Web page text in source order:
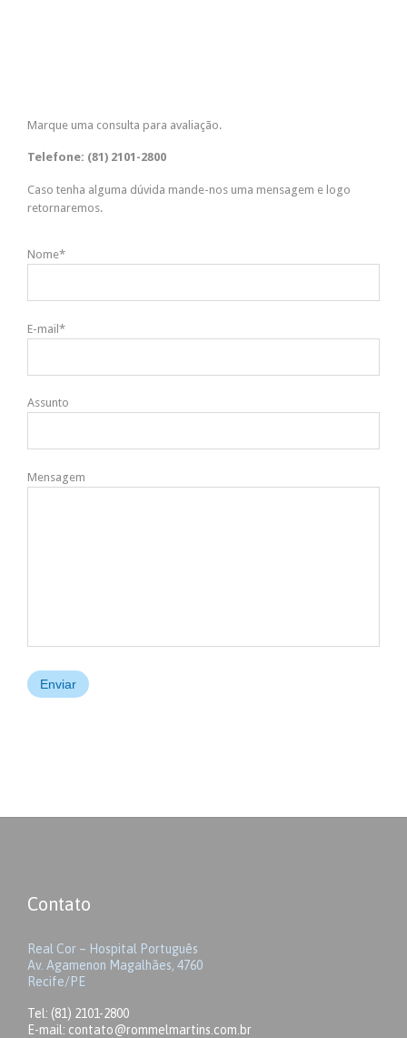
Marque uma consulta para avaliação.
Telefone: (81) 2101-2800
Caso tenha alguma dúvida mande-nos uma mensagem e logo
retornaremos.
Nome*
E-mail*
Assunto
Mensagem
Contato
Real Cor – Hospital Português
Av. Agamenon Magalhães, 4760
Recife/PE
Tel: (81) 2101-2800
E-mail: contato@rommelmartins.com.br